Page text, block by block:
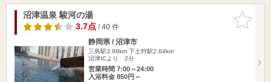
お気に入
りに追加
沼津温泉 駿河の湯
3.7点/ 40 件
静岡県 / 沼津市
三島駅3.98km 下土狩駅2.64km
沼津ICより 2分
営業時間 7:00～24:00
入浴料金 850円～